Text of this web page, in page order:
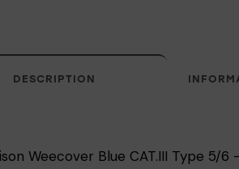
DESCRIPTION
Weecover Blue CAT.III Type 5/6